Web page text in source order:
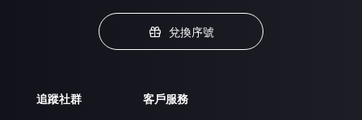
兌換序號
追蹤社群 客戶服務